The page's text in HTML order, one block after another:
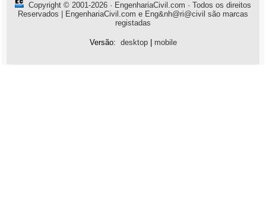
Copyright © 2001-2026 · EngenhariaCivil.com · Todos os direitos
Reservados | EngenhariaCivil.com e Eng&nh@ri@civil são marcas
registadas
Versão: desktop| mobile